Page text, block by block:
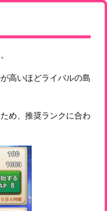
高いほどライバルの島
め、推奨ランクに合わ